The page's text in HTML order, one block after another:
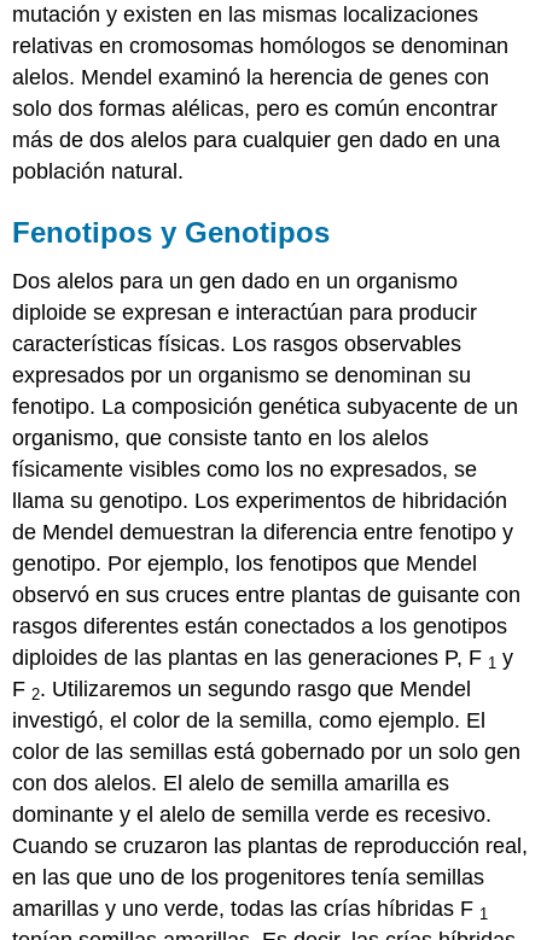
mutación y existen en las mismas localizaciones
relativas en cromosomas homólogos se denominan
alelos. Mendel examinó la herencia de genes con
solo dos formas alélicas, pero es común encontrar
más de dos alelos para cualquier gen dado en una
población natural.
Fenotipos y Genotipos
Dos alelos para un gen dado en un organismo
diploide se expresan e interactúan para producir
características físicas. Los rasgos observables
expresados por un organismo se denominan su
fenotipo. La composición genética subyacente de un
organismo, que consiste tanto en los alelos
físicamente visibles como los no expresados, se
llama su genotipo. Los experimentos de hibridación
de Mendel demuestran la diferencia entre fenotipo y
genotipo. Por ejemplo, los fenotipos que Mendel
observó en sus cruces entre plantas de guisante con
rasgos diferentes están conectados a los genotipos
diploides de las plantas en las generaciones P, F 1 y
F 2. Utilizaremos un segundo rasgo que Mendel
investigó, el color de la semilla, como ejemplo. El
color de las semillas está gobernado por un solo gen
con dos alelos. El alelo de semilla amarilla es
dominante y el alelo de semilla verde es recesivo.
Cuando se cruzaron las plantas de reproducción real,
en las que uno de los progenitores tenía semillas
amarillas y uno verde, todas las crías híbridas F 1